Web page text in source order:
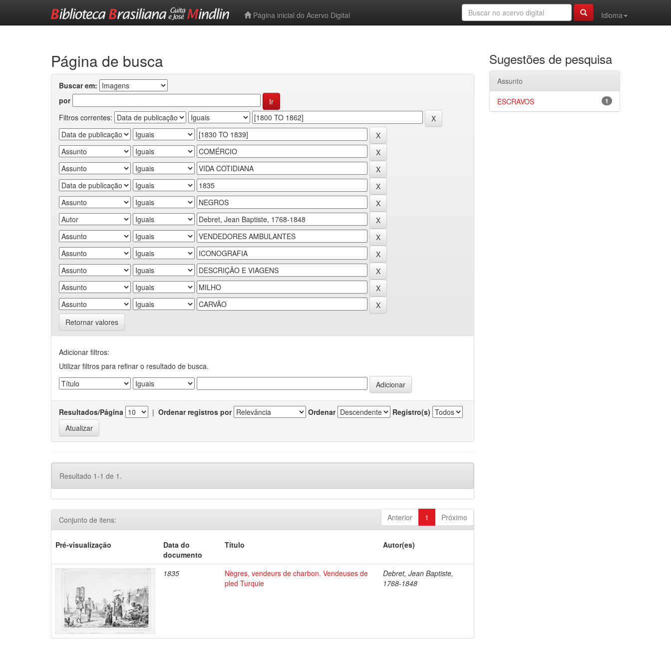
Página inicial do Acervo Digital
Idioma
Página de busca
Buscar em:
por
Filtros correntes:
Retornar valores
Adicionar filtros:
Utilizar filtros para refinar o resultado de busca.
Resultados/Página | Ordenar registros por Ordenar Registro(s)
Resultado 1-1 de 1.
Anterior 1 Próximo
Conjunto de itens:
Pré-visualização
Data do
documento
Título Autor(es)
1835
Nègres, vendeurs de charbon. Vendeuses de
pled Turquie
Debret, Jean Baptiste,
1768-1848
Sugestões de pesquisa
Assunto
1
ESCRAVOS